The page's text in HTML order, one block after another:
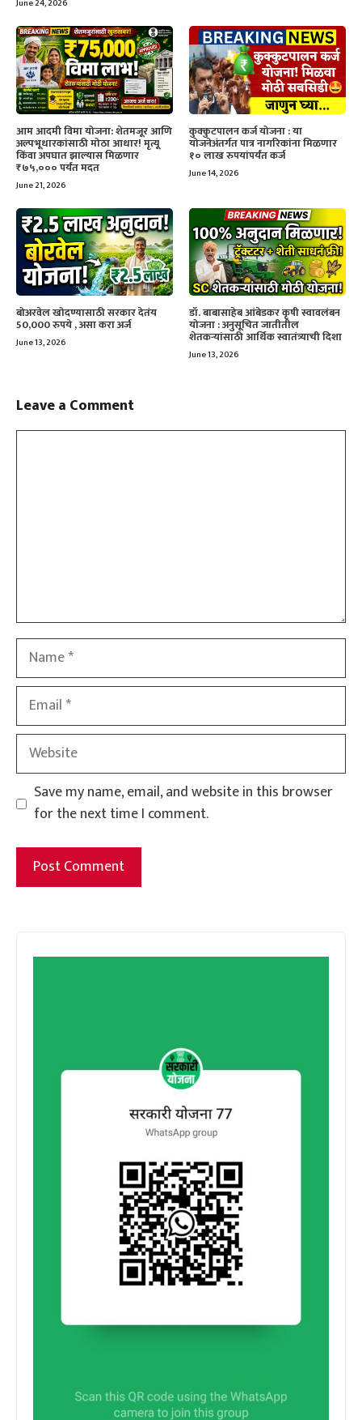
आम आदमी विमा योजना: शेतमजूर आणि
अल्पभूधारकांसाठी मोठा आधार! मृत्यू
किंवा अपघात झाल्यास मिळणार
₹७५,००० पर्यंत मदत
June 21, 2026
कुक्कुटपालन कर्ज योजना : या
योजनेअंतर्गत पात्र नागरिकांना मिळणार
१० लाख रुपयांपर्यंत कर्ज
June 14, 2026
बोअरवेल खोदण्यासाठी सरकार देतंय
50,000 रुपये , असा करा अर्ज
June 13, 2026
डॉ. बाबासाहेब आंबेडकर कृषी स्वावलंबन
योजना : अनुसूचित जातीतील
शेतकऱ्यांसाठी आर्थिक स्वातंत्र्याची दिशा
June 13, 2026
Leave a Comment
Name
Email
Website
Save my name, email, and website in this browser
for the next time I comment.